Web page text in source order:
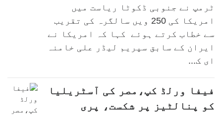
ٹرمپ نے جنوبی ڈکوٹا ریاست میں
امریکا کی 250 ویں سالگرہ کی تقریب
سے خطاب کرتے ہوئے کہا کہ امریکا نے
ایران کے سابق سپریم لیڈر علی خامنہ
ای ک...
فیفا ورلڈ کپ،مصر کی آسٹریلیا
کو پنالٹیز پر شکست، پری